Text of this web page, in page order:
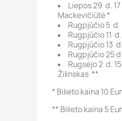
Liepos 29 d.
Mackevičiūtė *
Rugpjūčio 5 d.
Rugpjūčio 11
Rugpjūčio 13
Rugpjūčio 25
Rugsėjo 2 d.
Žilinskas **
* Bilieto kaina 10 Eur
** Bilieto kaina 5 Eur